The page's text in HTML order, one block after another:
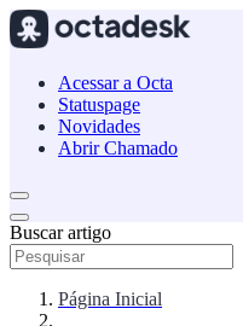
Acessar a Octa
Statuspage
Novidades
Abrir Chamado
Buscar artigo
Página Inicial